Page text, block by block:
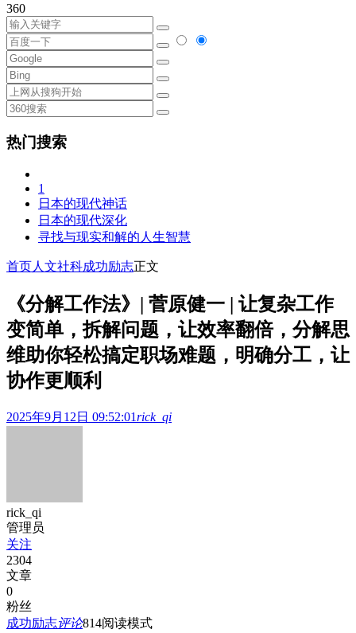
360
热门搜索
1
日本的现代神话
日本的现代深化
寻找与现实和解的人生智慧
首页人文社科成功励志正文
《分解工作法》| 菅原健一 | 让复杂工作
变简单，拆解问题，让效率翻倍，分解思
维助你轻松搞定职场难题，明确分工，让
协作更顺利
2025年9月12日 09:52:01rick_qi
rick_qi
管理员
关注
2304
文章
0
粉丝
成功励志评论814阅读模式